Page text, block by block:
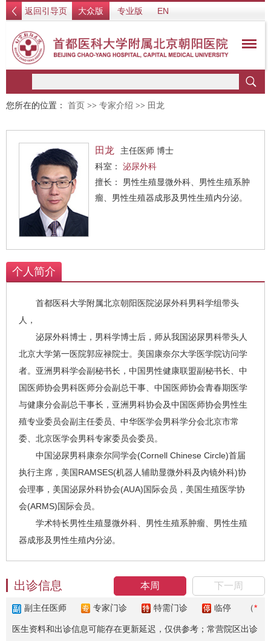
返回引导页 大众版 专业版 EN
您所在的位置： 首页 >> 专家介绍 >> 田龙
田龙
主任医师 博士
科室： 泌尿外科
擅长： 男性生殖显微外科、男性生殖系肿
瘤、男性生殖器成形及男性生殖内分泌。
个人简介
首都医科大学附属北京朝阳医院泌尿外科男科学组带头
人，
泌尿外科博士，男科学博士后，师从我国泌尿男科带头人
北京大学第一医院郭应禄院士。美国康奈尔大学医学院访问学
者。亚洲男科学会副秘书长，中国男性健康联盟副秘书长、中
国医师协会男科医师分会副总干事、中国医师协会青春期医学
与健康分会副总干事长，亚洲男科协会及中国医师协会男性生
殖专业委员会副主任委员、中华医学会男科学分会北京市常
委、北京医学会男科专家委员会委员。
中国泌尿男科康奈尔同学会(Cornell Chinese Circle)首届
执行主席，美国RAMSES(机器人辅助显微外科及內镜外科)协
会理事，美国泌尿外科协会(AUA)国际会员，美国生殖医学协
会(ARMS)国际会员。
学术特长男性生殖显微外科、男性生殖系肿瘤、男性生殖
器成形及男性生殖内分泌。
本周 下一周
出诊信息
副主任医师 专家门诊 特需门诊 临停 （*
医生资料和出诊信息可能存在更新延迟，仅供参考；常营院区出诊